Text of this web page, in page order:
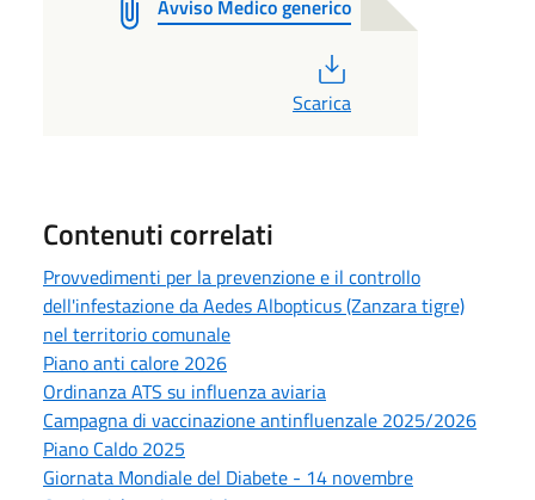
Avviso Medico generico
Scarica
Contenuti correlati
Provvedimenti per la prevenzione e il controllo
dell'infestazione da Aedes Albopticus (Zanzara tigre)
nel territorio comunale
Piano anti calore 2026
Ordinanza ATS su influenza aviaria
Campagna di vaccinazione antinfluenzale 2025/2026
Piano Caldo 2025
Giornata Mondiale del Diabete - 14 novembre